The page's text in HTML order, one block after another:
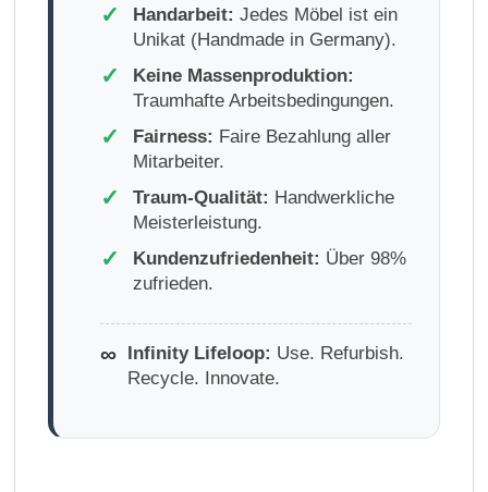
✓ Handarbeit: Jedes Möbel ist ein
Unikat (Handmade in Germany).
✓
Keine Massenproduktion:
Traumhafte Arbeitsbedingungen.
✓ Fairness: Faire Bezahlung aller
Mitarbeiter.
✓ Traum-Qualität: Handwerkliche
Meisterleistung.
✓ Kundenzufriedenheit: Über 98%
zufrieden.
∞ Infinity Lifeloop: Use. Refurbish.
Recycle. Innovate.